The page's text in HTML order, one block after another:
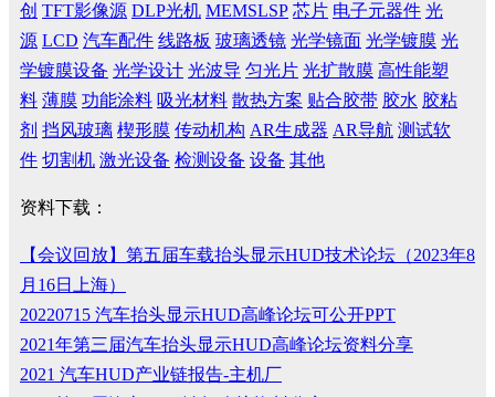
创 TFT影像源 DLP光机 MEMSLSP 芯片 电子元器件 光
源 LCD 汽车配件 线路板 玻璃透镜 光学镜面 光学镀膜 光
学镀膜设备 光学设计 光波导 匀光片 光扩散膜 高性能塑
料 薄膜 功能涂料 吸光材料 散热方案 贴合胶带 胶水 胶粘
剂 挡风玻璃 楔形膜 传动机构 AR生成器 AR导航 测试软
件 切割机 激光设备 检测设备 设备 其他
资料下载：
【会议回放】第五届车载抬头显示HUD技术论坛（2023年8
月16日上海）
20220715 汽车抬头显示HUD高峰论坛可公开PPT
2021年第三届汽车抬头显示HUD高峰论坛资料分享
2021 汽车HUD产业链报告-主机厂